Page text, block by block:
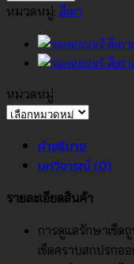
สี
อ่อน
No.88660-
2
ชิ้น
หมวดหมู่: สีเทา
หมวดหมู่
หมวด
คำอธิบาย
บทวิจารณ์ (0)
รายละเอียดสินค้า
การดูแลรักษาเช็ด
เช็ดคราบสกปรกอ